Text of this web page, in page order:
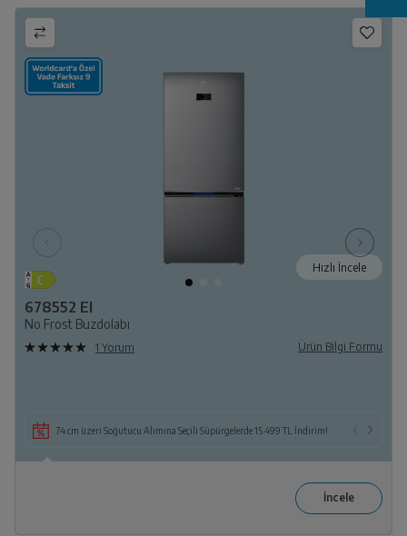
Hızlı İncele
678552 EI
No Frost Buzdolabı
1 Yorum Ürün Bilgi Formu
74 cm üzeri Soğutucu Alımına Seçili Süpürgelerde 15.499 TL İndirim!